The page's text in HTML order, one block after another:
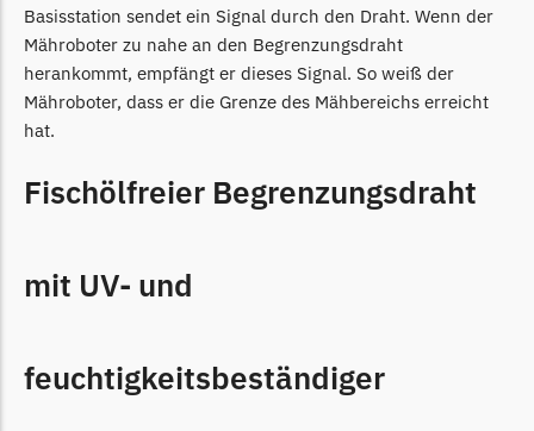
Powerworks
Powerworks Messer
Begrenzungsdraht
Robomow
Robomow Messer
Begrenzungsdraht
Scheppach Messer
Segway
Basisstation sendet ein Signal durch den Draht. Wenn der
Mähroboter zu nahe an den Begrenzungsdraht
herankommt, empfängt er dieses Signal. So weiß der
Mähroboter, dass er die Grenze des Mähbereichs erreicht
hat.
Fischölfreier Begrenzungsdraht
mit UV- und
feuchtigkeitsbeständiger